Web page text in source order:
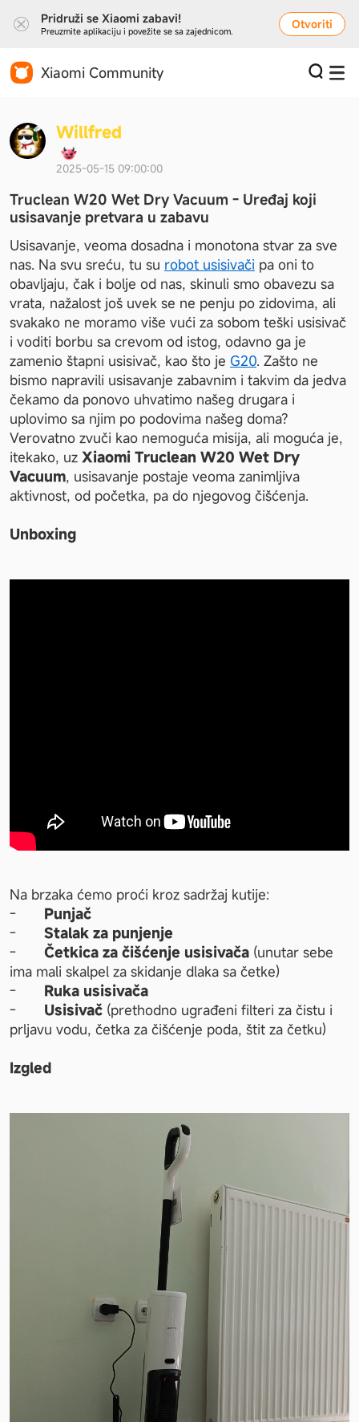
Pridruži se Xiaomi zabavi!
Preuzmite aplikaciju i povežite se sa zajednicom. Otvoriti
Xiaomi Community
Willfred
2025-05-15 09:00:00
Truclean W20 Wet Dry Vacuum - Uređaj koji
usisavanje pretvara u zabavu
Usisavanje, veoma dosadna i monotona stvar za sve
nas. Na svu sreću, tu su robot usisivači pa oni to
obavljaju, čak i bolje od nas, skinuli smo obavezu sa
vrata, nažalost još uvek se ne penju po zidovima, ali
svakako ne moramo više vući za sobom teški usisivač
i voditi borbu sa crevom od istog, odavno ga je
zamenio štapni usisivač, kao što je G20. Zašto ne
bismo napravili usisavanje zabavnim i takvim da jedva
čekamo da ponovo uhvatimo našeg drugara i
uplovimo sa njim po podovima našeg doma?
Verovatno zvuči kao nemoguća misija, ali moguća je,
itekako, uz Xiaomi Truclean W20 Wet Dry
Vacuum, usisavanje postaje veoma zanimljiva
aktivnost, od početka, pa do njegovog čišćenja.
Unboxing
Na brzaka ćemo proći kroz sadržaj kutije:
- Punjač
-
Stalak za punjenje
-
Četkica za čišćenje usisivača (unutar sebe
ima mali skalpel za skidanje dlaka sa četke)
- Ruka usisivača
- Usisivač (prethodno ugrađeni filteri za čistu i
prljavu vodu, četka za čišćenje poda, štit za četku)
Izgled